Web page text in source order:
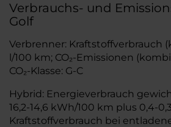
Verbrauchs- und
Golf
Verbrenner: Kraftstoffverbrauch
l/100 km; CO₂-Emissionen
CO₂-Klasse: G-C
Hybrid: Energieverbrauch
16,2-14,6 kWh/100 km plus 0,4-
Kraftstoffverbrauch bei